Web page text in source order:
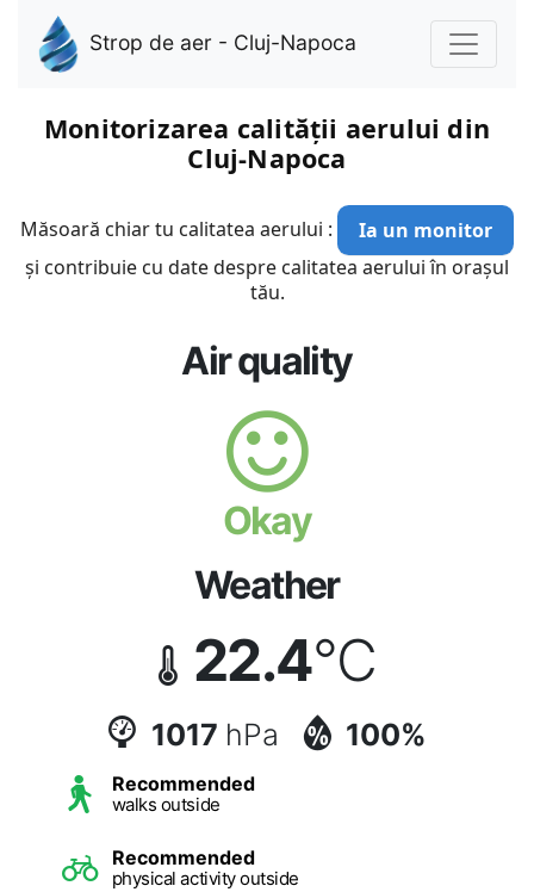
Strop de aer - Cluj-Napoca
Monitorizarea calității aerului din
Cluj-Napoca
Măsoară chiar tu calitatea aerului :
Ia un monitor
și contribuie cu date despre calitatea aerului în orașul
tău.
Air quality
Okay
Weather
22.4°C
1017 hPa 100%
Recommended
walks outside
Recommended
physical activity outside